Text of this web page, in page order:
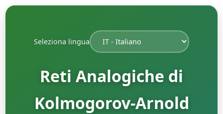
Seleziona lingua
Reti Analogiche di
Kolmogorov-Arnold